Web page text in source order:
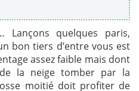
Lançons quelques paris,
bon tiers d’entre vous est
assez faible mais dont
la neige tomber par la
moitié doit profiter de